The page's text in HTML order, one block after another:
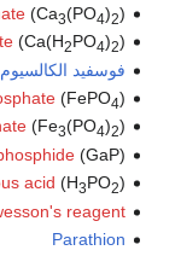
(Ca3(PO4)2)
(Ca(H2PO4)2)
فوسفيد الكالسيوم
(FePO4)
(Fe3(PO4)2)
(GaP)
acid (H3PO2)
reagent
Parathion